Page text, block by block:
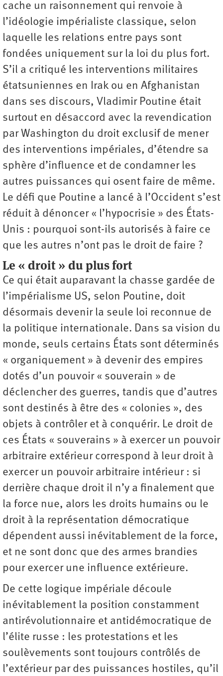
cache un raisonnement qui renvoie à
l’idéologie impérialiste classique, selon
laquelle les relations entre pays sont
fondées uniquement sur la loi du plus fort.
S’il a critiqué les interventions militaires
étatsuniennes en Irak ou en Afghanistan
dans ses discours, Vladimir Poutine était
surtout en désaccord avec la revendication
par Washington du droit exclusif de mener
des interventions impériales, d’étendre sa
sphère d’influence et de condamner les
autres puissances qui osent faire de même.
Le défi que Poutine a lancé à l’Occident s’est
réduit à dénoncer « l’hypocrisie » des États-
Unis : pourquoi sont-ils autorisés à faire ce
que les autres n’ont pas le droit de faire ?
Le « droit » du plus fort
Ce qui était auparavant la chasse gardée de
l’impérialisme US, selon Poutine, doit
désormais devenir la seule loi reconnue de
la politique internationale. Dans sa vision du
monde, seuls certains États sont déterminés
« organiquement » à devenir des empires
dotés d’un pouvoir « souverain » de
déclencher des guerres, tandis que d’autres
sont destinés à être des « colonies », des
objets à contrôler et à conquérir. Le droit de
ces États « souverains » à exercer un pouvoir
arbitraire extérieur correspond à leur droit à
exercer un pouvoir arbitraire intérieur : si
derrière chaque droit il n’y a finalement que
la force nue, alors les droits humains ou le
droit à la représentation démocratique
dépendent aussi inévitablement de la force,
et ne sont donc que des armes brandies
pour exercer une influence extérieure.
De cette logique impériale découle
inévitablement la position constamment
anti­révolutionnaire et antidémocratique de
l’élite russe : les protestations et les
soulèvements sont toujours contrôlés de
l’extérieur par des puissances hostiles, qu’il